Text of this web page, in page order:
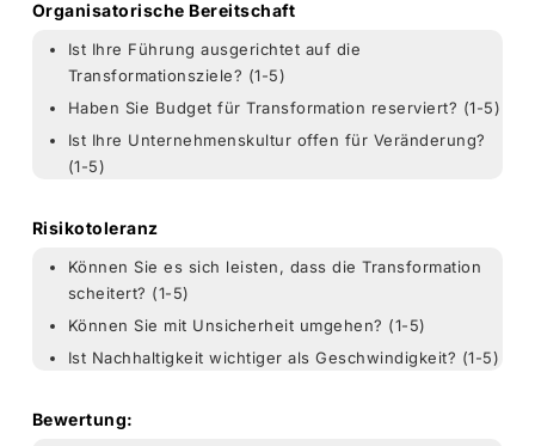
Organisatorische Bereitschaft
Ist Ihre Führung ausgerichtet auf die
Transformationsziele? (1-5)
Haben Sie Budget für Transformation reserviert? (1-5)
Ist Ihre Unternehmenskultur offen für Veränderung?
(1-5)
Risikotoleranz
Können Sie es sich leisten, dass die Transformation
scheitert? (1-5)
Können Sie mit Unsicherheit umgehen? (1-5)
Ist Nachhaltigkeit wichtiger als Geschwindigkeit? (1-5)
Bewertung: